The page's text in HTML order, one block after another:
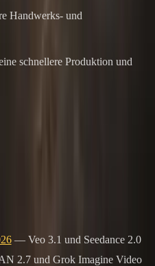
Handwerks- und
schnellere Produktion und
Betrieb aufbauen, gehen Sie
Modellen
Modell zu verlassen.
— Veo 3.1 und Seedance 2.0
2.7 und Grok Imagine Video